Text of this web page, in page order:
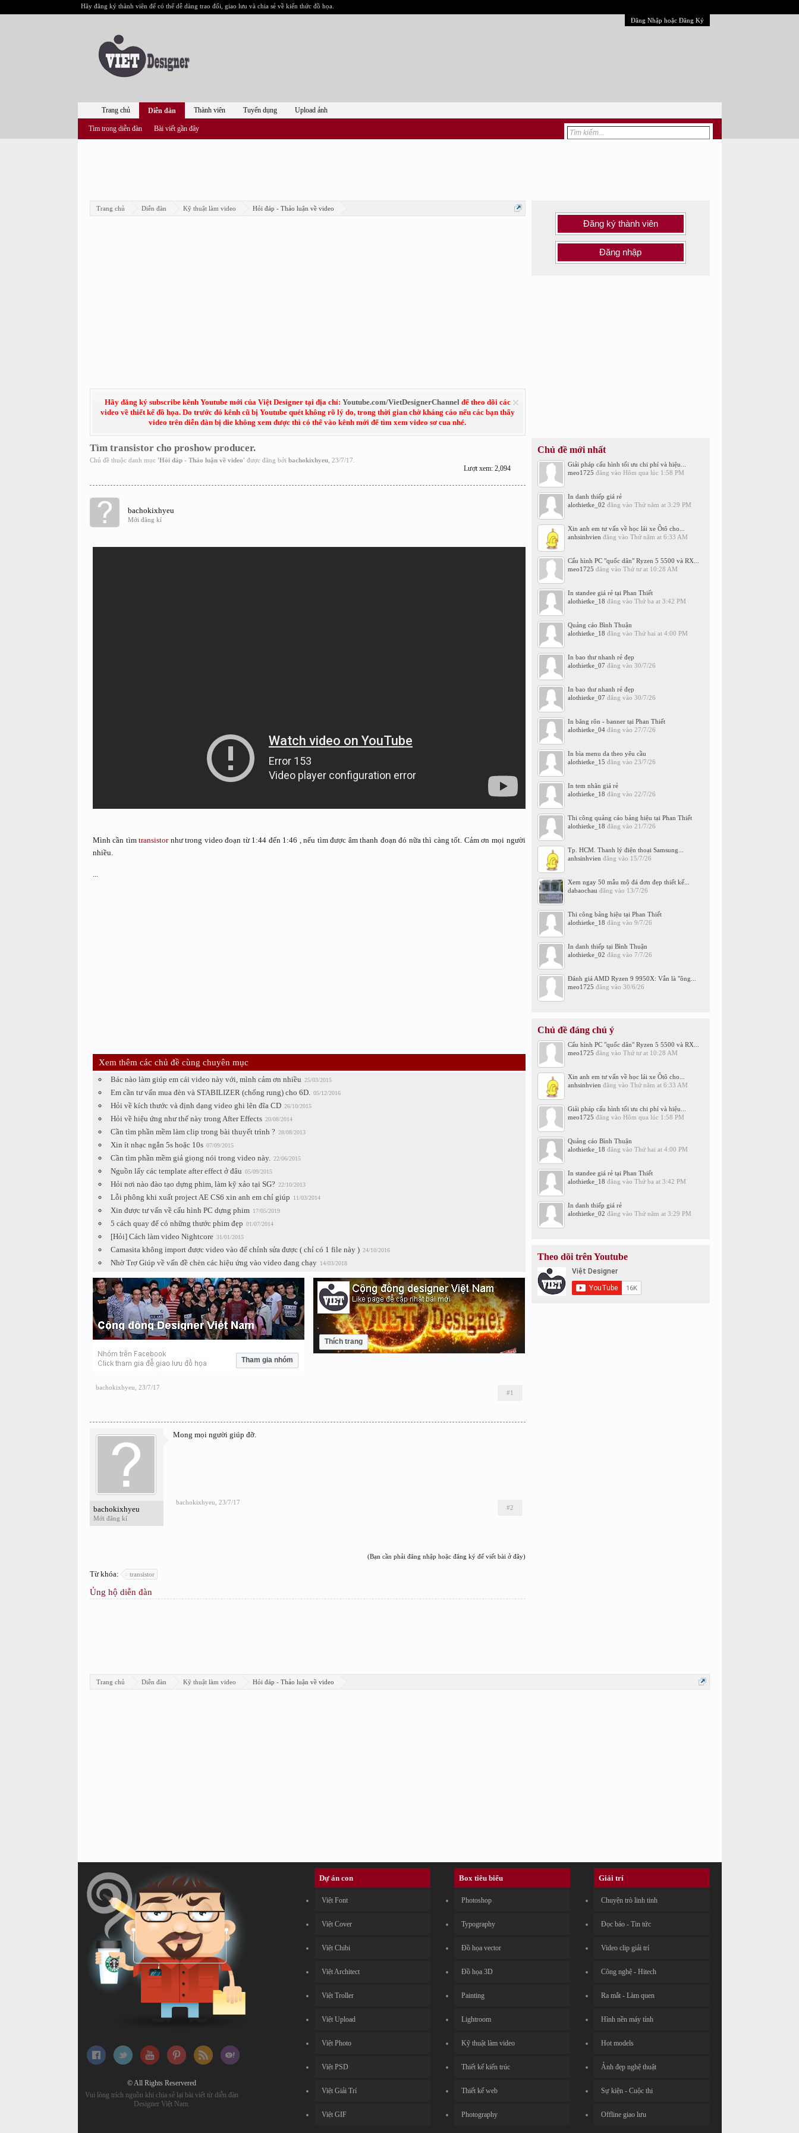
Hãy đăng ký thành viên để có thể dễ dàng trao đổi, giao lưu và chia sẻ về kiến thức đồ họa.
Đăng Nhập hoặc Đăng Ký
Trang chủ Diễn đàn Kỹ thuật làm video Hỏi đáp - Thảo luận về video
Hãy đăng ký subscribe kênh Youtube mới của Việt Designer tại địa chỉ: Youtube.com/VietDesignerChannelđể theo dõi các
video về thiết kế đồ họa. Do trước đó kênh cũ bị Youtube quét không rõ lý do, trong thời gian chờ kháng cáo nếu các bạn thấy
video trên diễn đàn bị die không xem được thì có thể vào kênh mới để tìm xem video sơ cua nhé.
Tìm transistor cho proshow producer.
Chủ đề thuộc danh mục 'Hỏi đáp - Thảo luận về video' được đăng bởi bachokixhyeu, 23/7/17
Lượt xem: 2,094
bachokixhyeu
Mới đăng kí
Mình cần tìmtransistornhư trong video đoạn từ 1:44 đến 1:46 , nếu tìm được âm thanh đoạn đó nữa thì càng tốt. Cảm ơn mọi người
nhiều.
Xem thêm các chủ đề cùng chuyên mục
Bác nào làm giúp em cái video này với, mình cảm ơn nhiều 25/03/2015
Em cần tư vấn mua đèn và STABILIZER (chống rung) cho 6D. 05/12/2016
Hỏi về kích thước và định dạng video ghi lên đĩa CD 26/10/2015
Hỏi về hiệu ứng như thế này trong After Effects 20/08/2014
Cần tìm phần mềm làm clip trong bài thuyết trình ? 28/08/2013
Xin ít nhạc ngắn 5s hoặc 10s 07/09/2015
Cần tìm phần mềm giả giọng nói trong video này. 22/06/2015
Nguồn lấy các template after effect ở đâu 05/09/2015
Hỏi nơi nào đào tạo dựng phim, làm kỹ xảo tại SG? 22/10/2013
Lỗi phông khi xuất project AE CS6 xin anh em chỉ giúp 11/03/2014
Xin được tư vấn về cấu hình PC dựng phim 17/05/2019
5 cách quay để có những thước phim đẹp 01/07/2014
[Hỏi] Cách làm video Nightcore 31/01/2015
Camasita không import được video vào để chỉnh sửa được ( chỉ có 1 file này ) 24/10/2016
Nhờ Trợ Giúp về vấn đề chèn các hiệu ứng vào video đang chạy 14/03/2018
Tham gia nhóm
Thích trang
bachokixhyeu 23/7/17
#1
bachokixhyeu
Mới đăng kí
Mong mọi người giúp đỡ.
bachokixhyeu 23/7/17
#2
(Bạn cần phải đăng nhập hoặc đăng ký để viết bài ở đây)
Từ khóa: transistor
Ủng hộ diễn đàn
Đăng ký thành viên
Đăng nhập
Chủ đề mới nhất
Giải pháp cấu hình tối ưu chi phí và hiệu...
meo1725 đăng vào Hôm qua lúc 1:58 PM
In danh thiếp giá rẻ
alothietke_02 đăng vào Thứ năm at 3:29 PM
Xin anh em tư vấn về học lái xe Ôtô cho...
anhsinhvien đăng vào Thứ năm at 6:33 AM
Cấu hình PC "quốc dân" Ryzen 5 5500 và RX...
meo1725 đăng vào Thứ tư at 10:28 AM
In standee giá rẻ tại Phan Thiết
alothietke_18 đăng vào Thứ ba at 3:42 PM
Quảng cáo Bình Thuận
alothietke_18 đăng vào Thứ hai at 4:00 PM
In bao thư nhanh rẻ đẹp
alothietke_07 đăng vào 30/7/26
In bao thư nhanh rẻ đẹp
alothietke_07 đăng vào 30/7/26
In băng rôn - banner tại Phan Thiết
alothietke_04đăng vào 27/7/26
In bìa menu da theo yêu cầu
alothietke_15 đăng vào 23/7/26
In tem nhãn giá rẻ
alothietke_18 đăng vào 22/7/26
Thi công quảng cáo bảng hiệu tại Phan Thiết
alothietke_18 đăng vào 21/7/26
Tp. HCM. Thanh lý điện thoại Samsung...
anhsinhvien đăng vào 15/7/26
Xem ngay 50 mẫu mộ đá đơn đẹp thiết kế...
dabaochau đăng vào 13/7/26
Thi công bảng hiệu tại Phan Thiết
alothietke_18 đăng vào 9/7/26
In danh thiếp tại Bình Thuận
alothietke_02 đăng vào 7/7/26
Đánh giá AMD Ryzen 9 9950X: Vẫn là "ông...
meo1725 đăng vào 30/6/26
Chủ đề đáng chú ý
Cấu hình PC "quốc dân" Ryzen 5 5500 và RX...
meo1725 đăng vào Thứ tư at 10:28 AM
Xin anh em tư vấn về học lái xe Ôtô cho...
anhsinhvien đăng vào Thứ năm at 6:33 AM
Giải pháp cấu hình tối ưu chi phí và hiệu...
meo1725 đăng vào Hôm qua lúc 1:58 PM
Quảng cáo Bình Thuận
alothietke_18 đăng vào Thứ hai at 4:00 PM
In standee giá rẻ tại Phan Thiết
alothietke_18 đăng vào Thứ ba at 3:42 PM
In danh thiếp giá rẻ
alothietke_02 đăng vào Thứ năm at 3:29 PM
Theo dõi trên Youtube
Trang chủ Diễn đàn Kỹ thuật làm video Hỏi đáp - Thảo luận về video
Trang chủ Diễn đàn
Tìm trong diễn đàn Bài viết gần đây
Thành viên Tuyển dụng Upload ảnh
© All Rights Reservered
Vui lòng trích nguồn khi chia sẻ lại bài viết từ diễn đàn
Designer Việt Nam.
Dự án con
Việt Font
Việt Cover
Việt Chibi
Việt Architect
Việt Troller
Việt Upload
Việt Photo
Việt PSD
Việt Giải Trí
Việt GIF
Box tiêu biểu
Photoshop
Typography
Đồ họa vector
Đồ họa 3D
Painting
Lightroom
Kỹ thuật làm video
Thiết kế kiến trúc
Thiết kế web
Photography
Giải trí
Chuyện trò linh tinh
Đọc báo - Tin tức
Video clip giải trí
Công nghệ - Hitech
Ra mắt - Làm quen
Hình nền máy tính
Hot models
Ảnh đẹp nghệ thuật
Sự kiện - Cuộc thi
Offline giao lưu